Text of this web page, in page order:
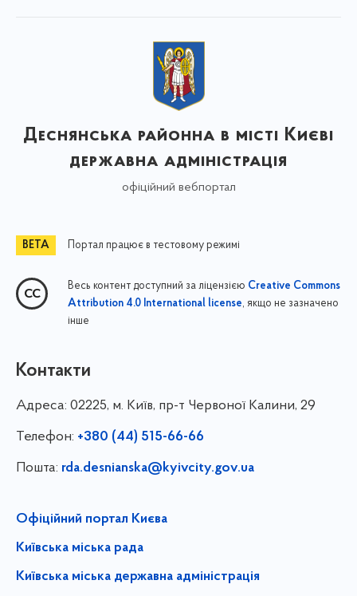
Деснянська районна в місті Києві
державна адміністрація
офіційний вебпортал
Портал працює в тестовому режимі
Весь контент доступний за ліцензією Creative Commons
Attribution 4.0 International license, якщо не зазначено
інше
Контакти
Адреса: 02225, м. Київ, пр-т Червоної Калини, 29
Телефон: +380 (44) 515-66-66
Пошта: rda.desnianska@kyivcity.gov.ua
Офіційний портал Києва
Київська міська рада
Київська міська державна адміністрація